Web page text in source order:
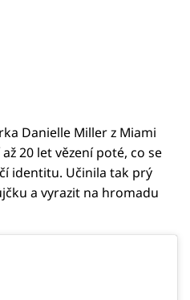
Danielle Miller z Miami
20 let vězení poté, co se
identitu. Učinila tak prý
a vyrazit na hromadu